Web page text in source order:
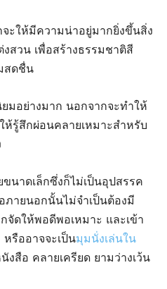
ะให้มีความน่าอยู่มากยิ่งขึ้นสิ่ง
สวน เพื่อสร้างธรรมชาติสี
สดชื่น
มอย่างมาก นอกจากจะทำให้
รู้สึกผ่อนคลายเหมาะสำหรับ
นาดเล็กซึ่งก็ไม่เป็นอุปสรรค
ภายนอกนั้นไม่จำเป็นต้องมี
ดให้พอดีพอเหมาะ และเข้า
รืออาจจะเป็นมุมนั่งเล่นใน
งสือ คลายเครียด ยามว่างเว้น